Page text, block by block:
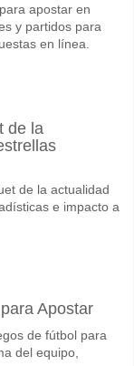
apostar en
y partidos para
en línea.
de la
de la actualidad
e impacto a
Apostar
de fútbol para
del equipo,